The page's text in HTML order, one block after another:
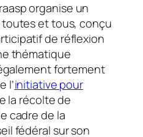
organise un
et tous, conçu
de réflexion
thématique
fortement
l’initiative pour
la récolte de
cadre de la
fédéral sur son